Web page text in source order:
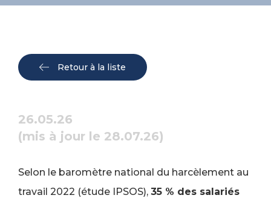
Retour à la liste
26.05.26
(mis à jour le 28.07.26)
Selon le baromètre national du harcèlement au
travail 2022 (étude IPSOS), 35 % des salariés